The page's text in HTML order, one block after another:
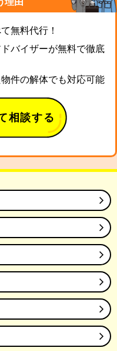
無料代行！
バイザーが無料で徹底
件の解体でも対応可能
相談する